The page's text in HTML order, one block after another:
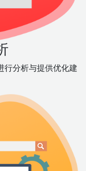
行分析与提供优化建